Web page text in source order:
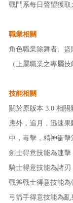
戰鬥系每日聲望獲取
職業相關
角色職業除舞者、
（上屬職業之專屬
技能相關
關於原版本 3.0 相
應外，追月，迅速
中，毒擊，精神衝擊
劍士得意技能為連擊
騎士得意技能為諸刃
戰斧戰士得意技能為
弓箭手得意技能為亂